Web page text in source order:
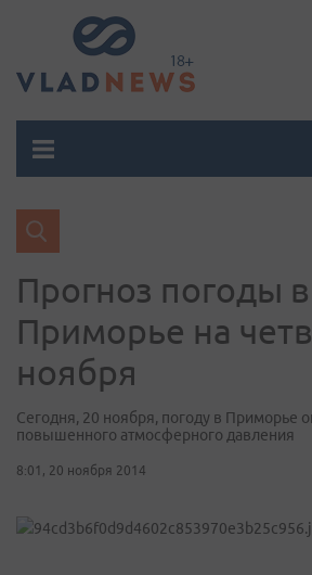
Прогноз погоды в
Приморье на
ноября
Сегодня, 20 ноября, погоду в Приморье
повышенного атмосферного давления
8:01, 20 ноября 2014